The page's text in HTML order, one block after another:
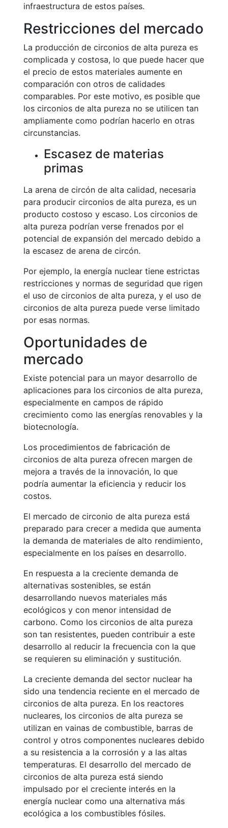
infraestructura de estos países.
Restricciones del mercado
La producción de circonios de alta pureza es
complicada y costosa, lo que puede hacer que
el precio de estos materiales aumente en
comparación con otros de calidades
comparables. Por este motivo, es posible que
los circonios de alta pureza no se utilicen tan
ampliamente como podrían hacerlo en otras
circunstancias.
Escasez de materias
primas
La arena de circón de alta calidad, necesaria
para producir circonios de alta pureza, es un
producto costoso y escaso. Los circonios de
alta pureza podrían verse frenados por el
potencial de expansión del mercado debido a
la escasez de arena de circón.
Por ejemplo, la energía nuclear tiene estrictas
restricciones y normas de seguridad que rigen
el uso de circonios de alta pureza, y el uso de
circonios de alta pureza puede verse limitado
por esas normas.
Oportunidades de
mercado
Existe potencial para un mayor desarrollo de
aplicaciones para los circonios de alta pureza,
especialmente en campos de rápido
crecimiento como las energías renovables y la
biotecnología.
Los procedimientos de fabricación de
circonios de alta pureza ofrecen margen de
mejora a través de la innovación, lo que
podría aumentar la eficiencia y reducir los
costos.
El mercado de circonio de alta pureza está
preparado para crecer a medida que aumenta
la demanda de materiales de alto rendimiento,
especialmente en los países en desarrollo.
En respuesta a la creciente demanda de
alternativas sostenibles, se están
desarrollando nuevos materiales más
ecológicos y con menor intensidad de
carbono. Como los circonios de alta pureza
son tan resistentes, pueden contribuir a este
desarrollo al reducir la frecuencia con la que
se requieren su eliminación y sustitución.
La creciente demanda del sector nuclear ha
sido una tendencia reciente en el mercado de
circonios de alta pureza. En los reactores
nucleares, los circonios de alta pureza se
utilizan en vainas de combustible, barras de
control y otros componentes nucleares debido
a su resistencia a la corrosión y a las altas
temperaturas. El desarrollo del mercado de
circonios de alta pureza está siendo
impulsado por el creciente interés en la
energía nuclear como una alternativa más
ecológica a los combustibles fósiles.